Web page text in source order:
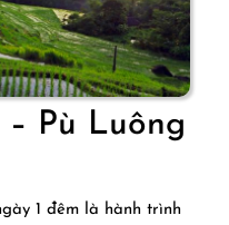
Pù Luông